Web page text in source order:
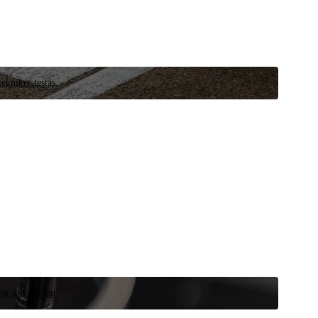
testas.
ditt fordon.